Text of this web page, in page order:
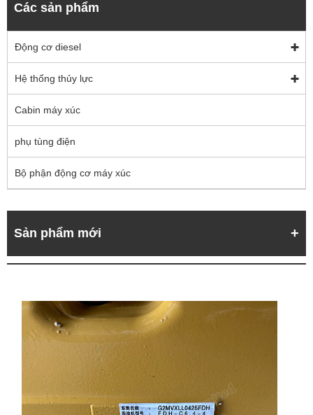
Các sản phẩm
Động cơ diesel
Hệ thống thủy lực
Cabin máy xúc
phụ tùng điện
Bộ phận động cơ máy xúc
Sản phẩm mới